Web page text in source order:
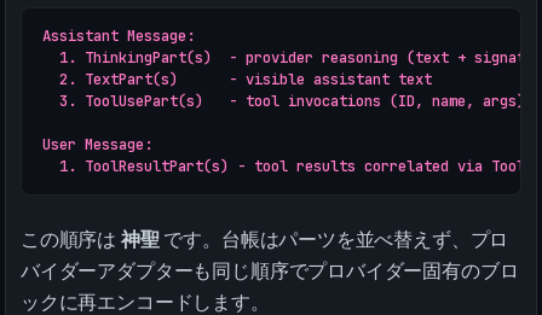
Assistant Message:
1. ThinkingPart(s)  - provider reasoning (text +
  2. TextPart(s)      - visible assistant text
  3. ToolUsePart(s)   - tool invocations (ID, name, args)
User Message:
この順序は 神聖です。台帳はパーツを並べ替えず、プロ
バイダーアダプターも同じ順序でプロバイダー固有のブロ
ックに再エンコードします。